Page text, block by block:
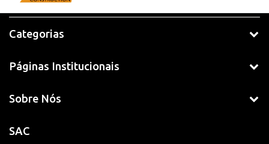
Categorias
Páginas Institucionais
Sobre Nós
SAC